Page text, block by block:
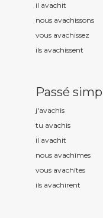
il avachit
nous avachissons
vous avachissez
ils avachissent
Passé
j'avachis
tu avachis
il avachit
nous avachîmes
vous avachîtes
ils avachirent